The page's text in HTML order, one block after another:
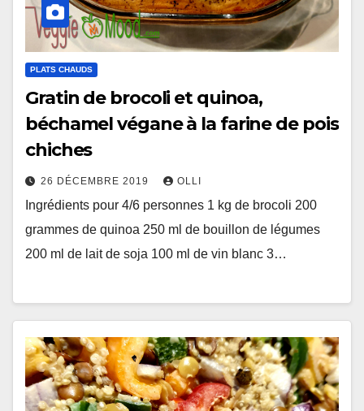
PLATS CHAUDS
Gratin de brocoli et quinoa,
béchamel végane à la farine de pois
chiches
26 DÉCEMBRE 2019 OLLI
Ingrédients pour 4/6 personnes 1 kg de brocoli 200
grammes de quinoa 250 ml de bouillon de légumes
200 ml de lait de soja 100 ml de vin blanc 3…